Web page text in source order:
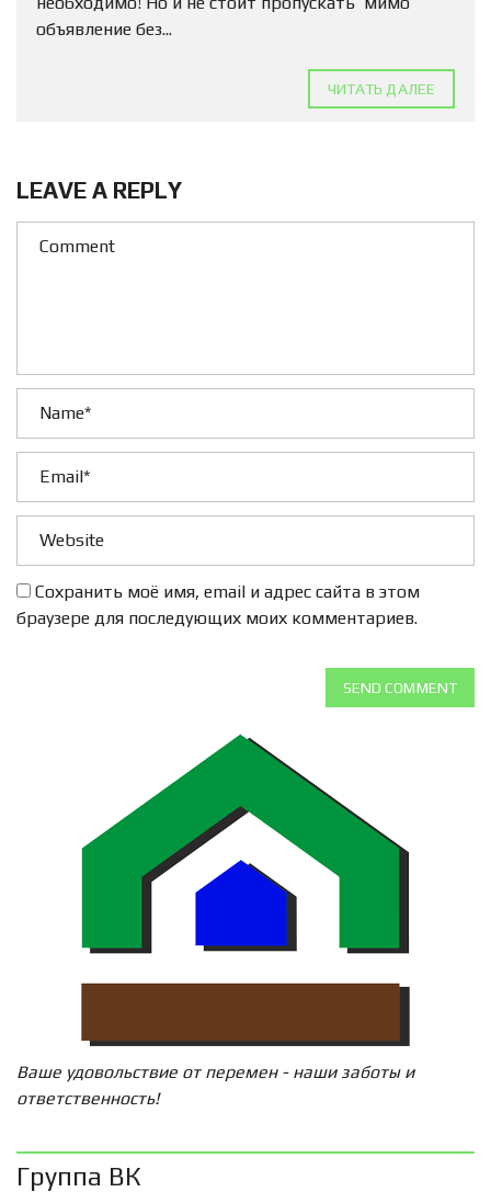
объявление без...
ЧИТАТЬ ДАЛЕЕ
LEAVE A REPLY
Сохранить моё имя, email и адрес сайта в этом
браузере для последующих моих комментариев.
SEND COMMENT
Ваше удовольствие от перемен - наши заботы и
ответственность!
Группа ВК